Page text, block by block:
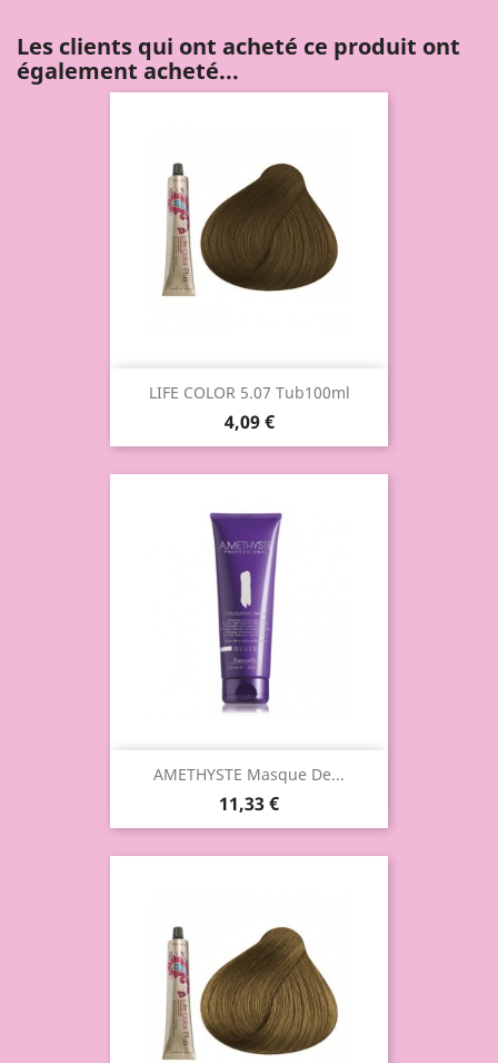
Les clients qui ont acheté ce produit ont
également acheté...
LIFE COLOR 5.07 Tub100ml
4,09 €
AMETHYSTE Masque De...
11,33 €